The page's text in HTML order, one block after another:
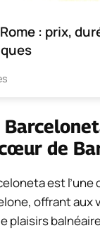
: prix,
de
est
offrant aux
plaisirs